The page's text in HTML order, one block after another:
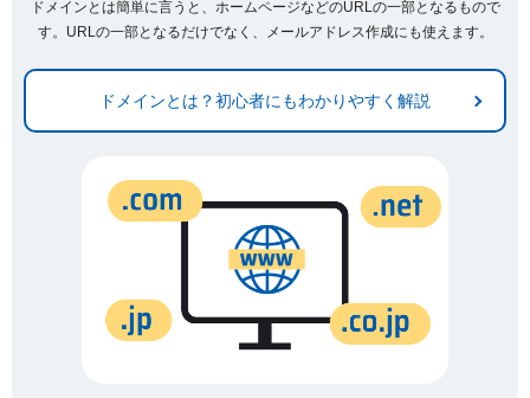
ドメインとは簡単に言うと、ホームページなどのURLの一部となるもので
す。URLの一部となるだけでなく、メールアドレス作成にも使えます。
ドメインとは？初心者にもわかりやすく解説